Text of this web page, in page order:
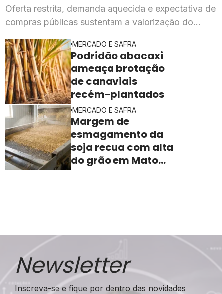
Oferta restrita, demanda aquecida e expectativa de
compras públicas sustentam a valorização do
MERCADO E SAFRA
Podridão abacaxi
ameaça brotação
de canaviais
recém-plantados
MERCADO E SAFRA
Margem de
esmagamento da
soja recua com alta
do grão em Mato
Newsletter
Inscreva-se e fique por dentro das novidades